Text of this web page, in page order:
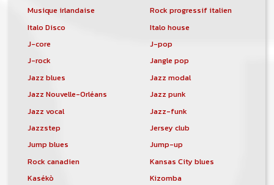
Musique irlandaise
Rock progressif italien
Italo Disco
Italo house
J-core
J-pop
J-rock
Jangle pop
Jazz blues
Jazz modal
Jazz Nouvelle-Orléans
Jazz punk
Jazz vocal
Jazz-funk
Jazzstep
Jersey club
Jump blues
Jump-up
Rock canadien
Kansas City blues
Kasékò
Kizomba
de soit que l'ensemble de la
comptabilité sera totalement publique
Un nouveau service de petites annonces
site. Ce service permet, lorsque vous
êtes musiciens ou un groupe, un
musicen(s) ou un groupe, un orchestre,
un DJ, etc...